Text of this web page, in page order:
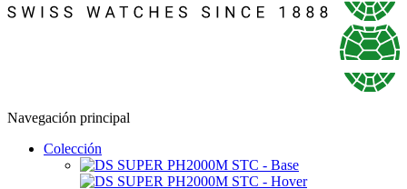
Navegación principal
Colección